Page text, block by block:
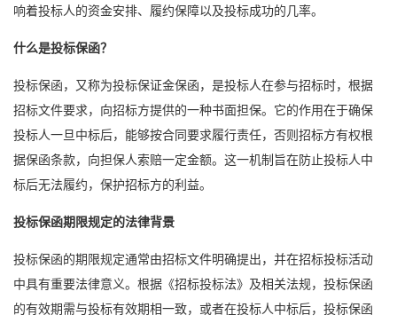
响着投标人的资金安排、履约保障以及投标成功的几率。
什么是投标保函？
投标保函，又称为投标保证金保函，是投标人在参与招标时，根据
招标文件要求，向招标方提供的一种书面担保。它的作用在于确保
投标人一旦中标后，能够按合同要求履行责任，否则招标方有权根
据保函条款，向担保人索赔一定金额。这一机制旨在防止投标人中
标后无法履约，保护招标方的利益。
投标保函期限规定的法律背景
投标保函的期限规定通常由招标文件明确提出，并在招标投标活动
中具有重要法律意义。根据《招标投标法》及相关法规，投标保函
的有效期需与投标有效期相一致，或者在投标人中标后，投标保函